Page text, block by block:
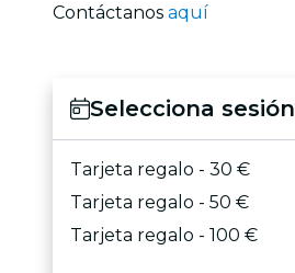
Contáctanos aquí
Selecciona sesión
Tarjeta regalo - 30 €
Tarjeta regalo - 50 €
Tarjeta regalo - 100 €